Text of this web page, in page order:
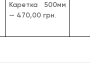
Каретка 500мм
— 470,00 грн.